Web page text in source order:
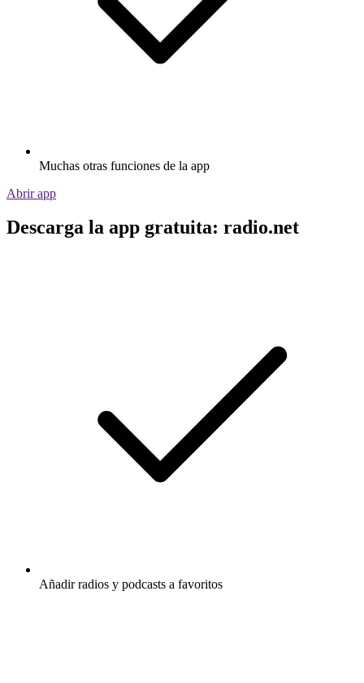
Muchas otras funciones de la app
Abrir app
Descarga la app gratuita: radio.net
Añadir radios y podcasts a favoritos